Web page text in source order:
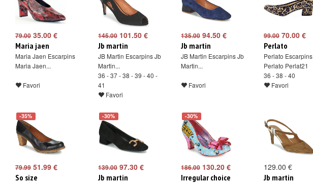
79.00 35.00 €
Maria jaen
Maria Jaen Escarpins
Maria Jaen...
Favori
145.00 101.50 €
Jb martin
JB Martin Escarpins Jb
Martin...
36 - 37 - 38 - 39 - 40 -
41
Favori
135.00 94.50 €
Jb martin
JB Martin Escarpins Jb
Martin...
Favori
99.00 70.00 €
Perlato
Perlato Escarpins
Perlato Perlat21
36 - 38 - 40
Favori
-35%
79.99 51.99 €
So size
-30%
139.00 97.30 €
Jb martin
-30%
186.00 130.20 €
Irregular choice
129.00 €
Jb martin